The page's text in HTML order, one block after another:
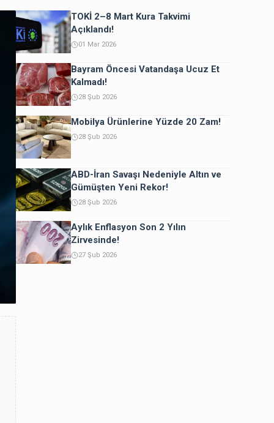
TOKİ 2–8 Mart Kura Takvimi
Açıklandı!
01 Mar 2026
Bayram Öncesi Vatandaşa Ucuz Et
Kalmadı!
28 Şub 2026
Mobilya Ürünlerine Yüzde 20 Zam!
28 Şub 2026
ABD-İran Savaşı Nedeniyle Altın ve
Gümüşten Yeni Rekor!
28 Şub 2026
Aylık Enflasyon Son 2 Yılın
Zirvesinde!
27 Şub 2026